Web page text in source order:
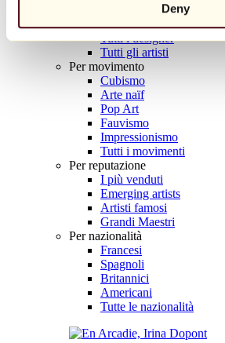
Deny
Tutti i fotografi
Tutti i disegnatori
Tutti i designer
Tutti gli artisti
Per movimento
Cubismo
Arte naïf
Pop Art
Fauvismo
Impressionismo
Tutti i movimenti
Per reputazione
I più venduti
Emerging artists
Artisti famosi
Grandi Maestri
Per nazionalità
Francesi
Spagnoli
Britannici
Americani
Tutte le nazionalità